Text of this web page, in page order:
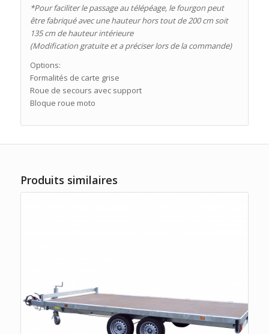
*Pour faciliter le passage au télépéage, le fourgon peut
être fabriqué avec une hauteur hors tout de 200 cm soit
135 cm de hauteur intérieure
(Modification gratuite et a préciser lors de la commande)
Options:
Formalités de carte grise
Roue de secours avec support
Bloque roue moto
Produits similaires